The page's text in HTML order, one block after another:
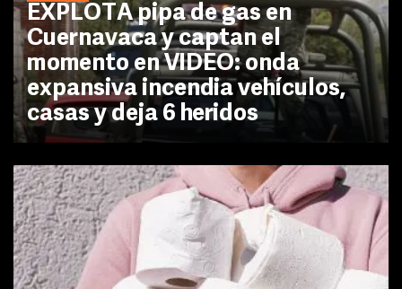
EXPLOTA pipa de gas en
Cuernavaca y captan el
momento en VIDEO: onda
expansiva incendia vehículos,
casas y deja 6 heridos